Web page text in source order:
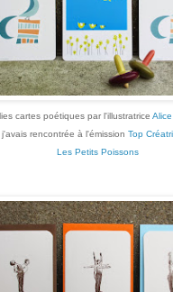
cartes poétiques par l'illustratrice
rencontrée à l'émission Top
Les Petits Poissons